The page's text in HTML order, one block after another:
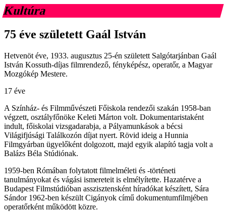
Kultúra
75 éve született Gaál István
Hetvenöt éve, 1933. augusztus 25-én született Salgótarjánban Gaál
István Kossuth-díjas filmrendező, fényképész, operatőr, a Magyar
Mozgókép Mestere.
17 éve
A Színház- és Filmművészeti Főiskola rendezői szakán 1958-ban
végzett, osztályfőnöke Keleti Márton volt. Dokumentaristaként
indult, főiskolai vizsgadarabja, a Pályamunkások a bécsi
Világifjúsági Találkozón díjat nyert. Rövid ideig a Hunnia
Filmgyárban ügyelőként dolgozott, majd egyik alapító tagja volt a
Balázs Béla Stúdiónak.
1959-ben Rómában folytatott filmelméleti és -történeti
tanulmányokat és vágási ismereteit is elmélyítette. Hazatérve a
Budapest Filmstúdióban asszisztensként híradókat készített, Sára
Sándor 1962-ben készült Cigányok című dokumentumfilmjében
operatőrként működött közre.